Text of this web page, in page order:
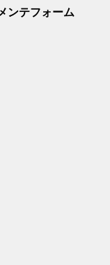
ンテフォーム